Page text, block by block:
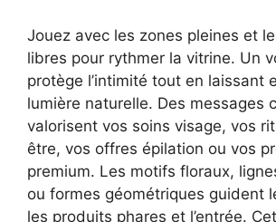
Jouez avec les zones pleines et
libres pour rythmer la vitrine. Un
protège l’intimité tout en laissant
lumière naturelle. Des messages
valorisent vos soins visage, vos
être, vos offres épilation ou vos
premium. Les motifs floraux,
ou formes géométriques guident
les produits phares et l’entrée.